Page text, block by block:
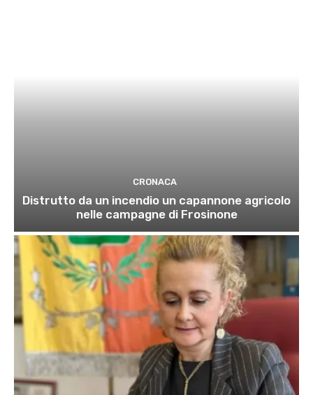
CRONACA
Distrutto da un incendio un capannone agricolo
nelle campagne di Frosinone